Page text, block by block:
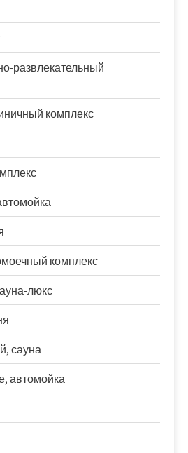
развлекательный
комплекс
комплекс
люкс
сауна
автомойка